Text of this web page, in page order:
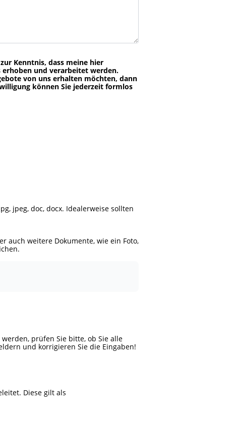
Kenntnis, dass meine hier
erhoben und verarbeitet werden.
von uns erhalten möchten, dann
können Sie jederzeit formlos
jpeg, doc, docx. Idealerweise sollten
auch weitere Dokumente, wie ein Foto,
prüfen Sie bitte, ob Sie alle
und korrigieren Sie die Eingaben!
Diese gilt als